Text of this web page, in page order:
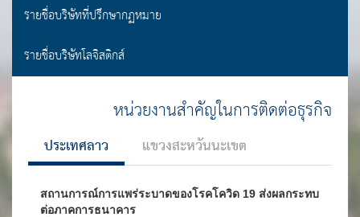
รายชื่อบริษัทที่ปรึกษากฏหมาย
รายชื่อบริษัทโลจิสติกส์
หน่วยงานสำคัญในการติดต่อธุรกิจ
ประเทศลาว แขวงสะหวันนะเขต
สถานการณ์การแพร่ระบาดของโรคโควิด 19 ส่งผลกระทบ
ต่อภาคการธนาคาร